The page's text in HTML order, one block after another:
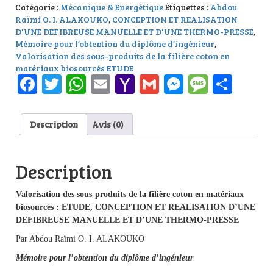
Catégorie : Mécanique & EnergétiqueÉtiquettes : Abdou
Raïmi O. I. ALAKOUKO, CONCEPTION ET REALISATION
D'UNE DEFIBREUSE MANUELLE ET D'UNE THERMO-PRESSE,
Mémoire pour l’obtention du diplôme d’ingénieur,
Valorisation des sous-produits de la filière coton en
matériaux biosourcés ETUDE
Facebook
Twitter
WhatsApp
EmailYahoo
Mail
Gmail
Description Avis (0)
Description
Valorisation des sous-produits de la filière coton en matériaux
biosourcés : ETUDE, CONCEPTION ET REALISATION D’UNE
DEFIBREUSE MANUELLE ET D’UNE THERMO-PRESSE
Par Abdou Raïmi O. I. ALAKOUKO
Mémoire pour l’obtention du diplôme d’ingénieur